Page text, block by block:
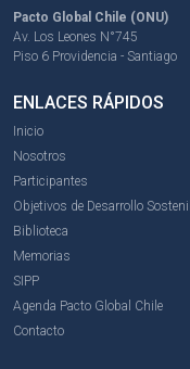
Pacto Global Chile (ONU)
Av. Los Leones N°745
Piso 6 Providencia - Santiago
ENLACES RÁPIDOS
Inicio
Nosotros
Participantes
Objetivos de Desarrollo
Biblioteca
Memorias
SIPP
Agenda Pacto Global Chile
Contacto